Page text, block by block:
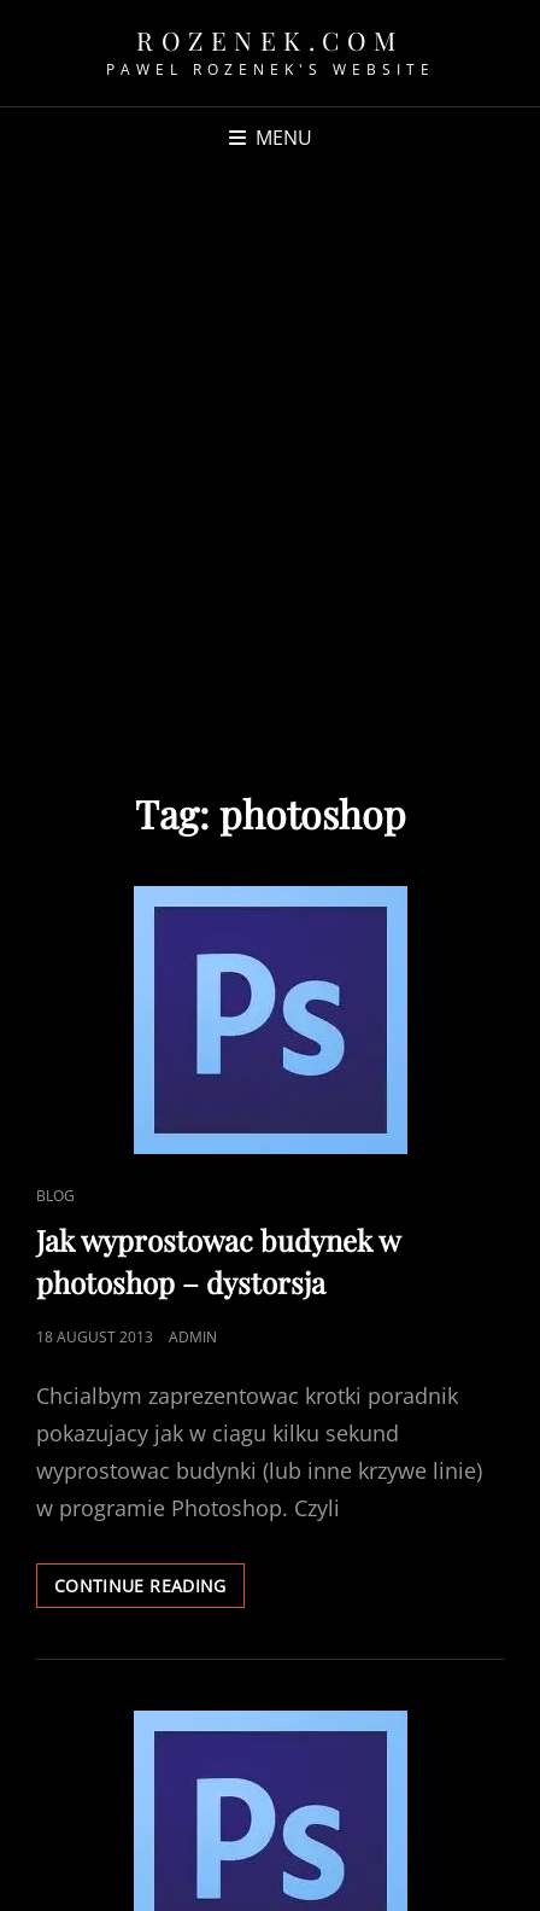
ROZENEK.COM
PAWEL ROZENEK'S WEBSITE
MENU
Tag: photoshop
CAT
LINKS
BLOG
Jak wyprostowac budynek w
photoshop – dystorsja
POSTED
18 AUGUST 2013 ADMIN
Chcialbym zaprezentowac krotki poradnik
pokazujacy jak w ciagu kilku sekund
wyprostowac budynki (lub inne krzywe linie)
w programie Photoshop. Czyli
CONTINUE READINGJAK
WYPROSTOWAC
W
–
DYSTORSJA